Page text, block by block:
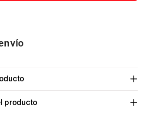
producto